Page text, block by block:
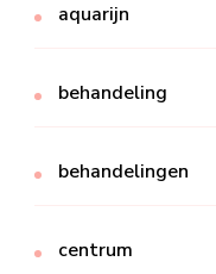
aquarijn
behandeling
behandelingen
centrum